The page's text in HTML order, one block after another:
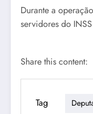
Durante a
servidores do
Share this content:
Tag